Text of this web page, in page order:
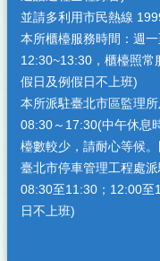
並請多利用市民熱線
本所櫃檯服務時間：週
12:30~13:30，櫃檯照常
假日及例假日不上班)
本所派駐臺北市區監理
08:30～17:30(中午休息
檯數較少，請耐心等候
臺北市停車管理工程處
08:30至11:30；12:00至
日不上班)